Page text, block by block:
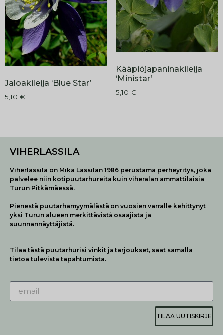
Jaloakileija ‘Blue Star’
5,10 €
Kääpiöjapaninakileija
‘Ministar’
5,10 €
VIHERLASSILA
Viherlassila on Mika Lassilan 1986 perustama perheyritys, joka
palvelee niin kotipuutarhureita kuin viheralan ammattilaisia
Turun Pitkämäessä.
Pienestä puutarhamyymälästä on vuosien varralle kehittynyt
yksi Turun alueen merkittävistä osaajista ja
suunnannäyttäjistä.
Tilaa tästä puutarhurisi vinkit ja tarjoukset, saat samalla
tietoa tulevista tapahtumista.
TILAA UUTISKIRJE